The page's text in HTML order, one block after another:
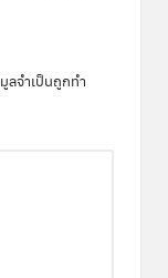
ลจำเป็นถูกทำ